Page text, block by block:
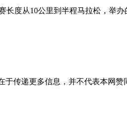
长度从10公里到半程马拉松，举
传递更多信息，并不代表本网